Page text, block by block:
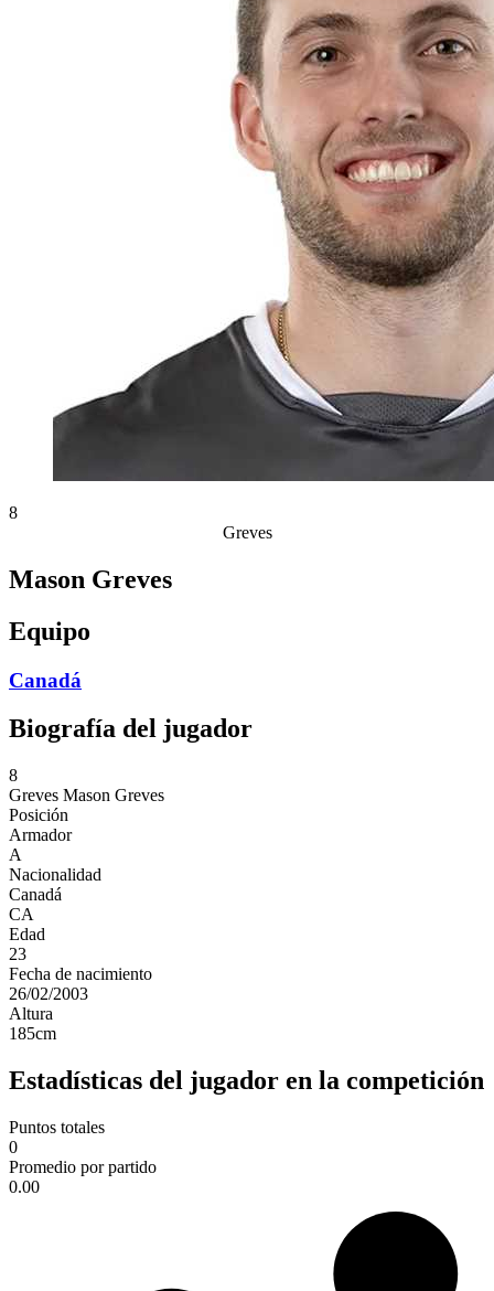
8
Greves
Mason Greves
Equipo
Canadá
Biografía del jugador
8
Greves Mason Greves
Posición
Armador
A
Nacionalidad
Canadá
CA
Edad
23
Fecha de nacimiento
26/02/2003
Altura
185cm
Estadísticas del jugador en la competición
Puntos totales
0
Promedio por partido
0.00